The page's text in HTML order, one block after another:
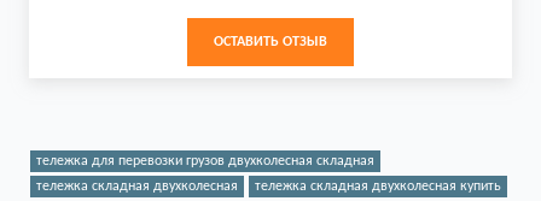
ОСТАВИТЬ ОТЗЫВ
тележка для перевозки грузов двухколесная складная
тележка складная двухколесная
тележка складная двухколесная купить